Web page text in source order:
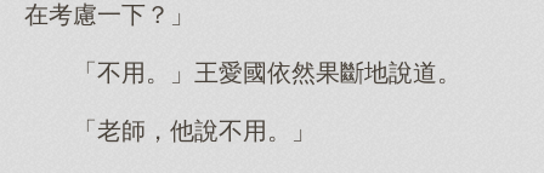
在考慮一下？」
「不用。」王愛國依然果斷地說道。
「老師，他說不用。」